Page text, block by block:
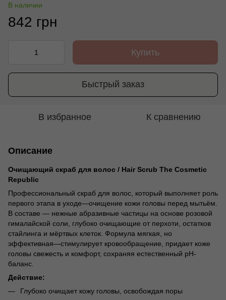
В наличии
842 грн
Купить
Быстрый заказ
В избранное К сравнению
Описание
Очищающий скраб для волос / Hair Scrub The Cosmetic
Republic
Профессиональный скраб для волос, который выполняет роль
первого этапа в уходе—очищение кожи головы перед мытьём.
В составе — нежные абразивные частицы на основе розовой
гималайской соли, глубоко очищающие от перхоти, остатков
стайлинга и мёртвых клеток. Формула мягкая, но
эффективная—стимулирует кровообращение, придает коже
головы свежесть и комфорт, сохраняя естественный pH-
баланс.
Действие:
Глубоко очищает кожу головы, освобождая поры